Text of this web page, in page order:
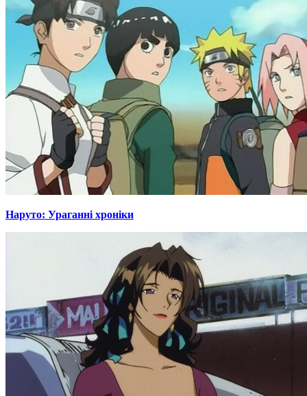
Наруто: Ураганні хроніки